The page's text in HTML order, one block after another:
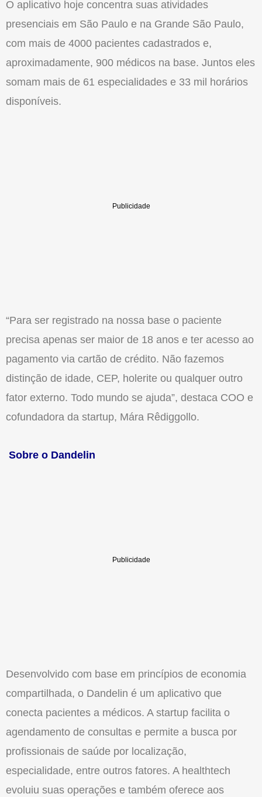
O aplicativo hoje concentra suas atividades
presenciais em São Paulo e na Grande São Paulo,
com mais de 4000 pacientes cadastrados e,
aproximadamente, 900 médicos na base. Juntos eles
somam mais de 61 especialidades e 33 mil horários
disponíveis.
“Para ser registrado na nossa base o paciente
precisa apenas ser maior de 18 anos e ter acesso ao
pagamento via cartão de crédito. Não fazemos
distinção de idade, CEP, holerite ou qualquer outro
fator externo. Todo mundo se ajuda”, destaca COO e
cofundadora da startup, Mára Rêdiggollo.
Sobre o Dandelin
Desenvolvido com base em princípios de economia
compartilhada, o Dandelin é um aplicativo que
conecta pacientes a médicos. A startup facilita o
agendamento de consultas e permite a busca por
profissionais de saúde por localização,
especialidade, entre outros fatores. A healthtech
evoluiu suas operações e também oferece aos